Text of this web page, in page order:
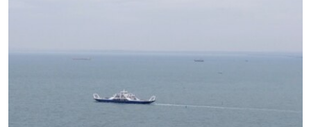
СПЕЦПРОЕКТИ
ВІДЕОУРОКИ «ELIFBE»